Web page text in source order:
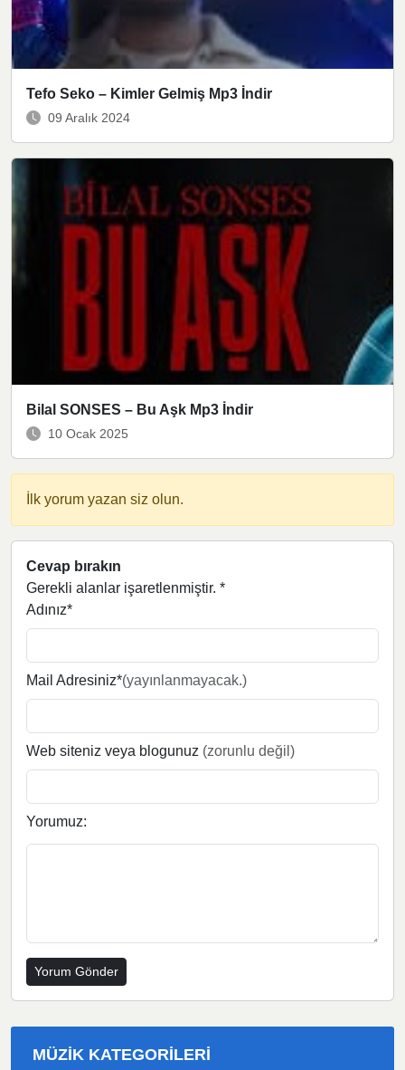
Tefo Seko – Kimler Gelmiş Mp3 İndir
09 Aralık 2024
Bilal SONSES – Bu Aşk Mp3 İndir
10 Ocak 2025
İlk yorum yazan siz olun.
Cevap bırakın
Gerekli alanlar işaretlenmiştir. *
Adınız*
Mail Adresiniz*(yayınlanmayacak.)
Web siteniz veya blogunuz (zorunlu değil)
Yorumuz:
MÜZIK KATEGORILERI